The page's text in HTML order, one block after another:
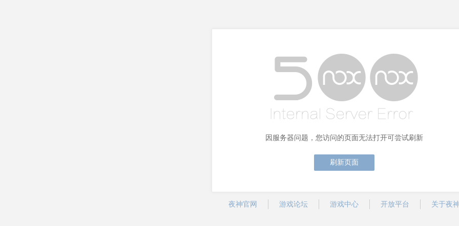
因服务器问题，您访问的页面无法打开可尝试刷新
刷新页面
夜神官网 游戏论坛 游戏中心 开放平台 关于夜